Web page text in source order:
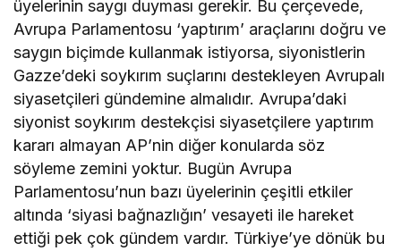
üyelerinin saygı duyması gerekir. Bu çerçevede,
Avrupa Parlamentosu ‘yaptırım’ araçlarını doğru ve
saygın biçimde kullanmak istiyorsa, siyonistlerin
Gazze’deki soykırım suçlarını destekleyen Avrupalı
siyasetçileri gündemine almalıdır. Avrupa’daki
siyonist soykırım destekçisi siyasetçilere yaptırım
kararı almayan AP’nin diğer konularda söz
söyleme zemini yoktur. Bugün Avrupa
Parlamentosu’nun bazı üyelerinin çeşitli etkiler
altında ‘siyasi bağnazlığın’ vesayeti ile hareket
ettiği pek çok gündem vardır. Türkiye’ye dönük bu